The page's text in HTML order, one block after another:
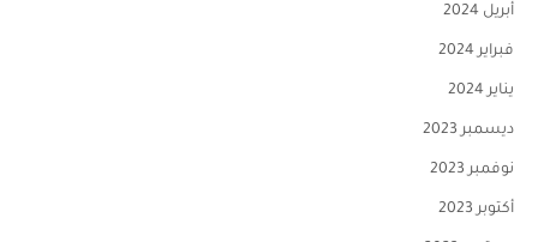
أبريل 2024
فبراير 2024
يناير 2024
ديسمبر 2023
نوفمبر 2023
أكتوبر 2023